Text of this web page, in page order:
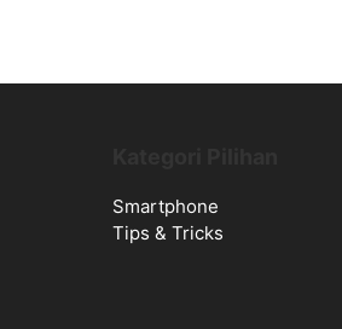
Smartphone
Tips & Tricks